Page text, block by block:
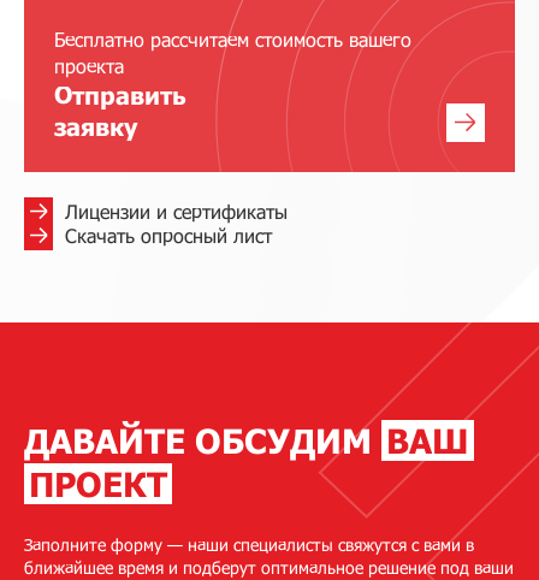
Бесплатно рассчитаем стоимость вашего
проекта
Отправить
заявку
Лицензии и сертификаты
Скачать опросный лист
ДАВАЙТЕ ОБСУДИМ ВАШ
ПРОЕКТ
Заполните форму — наши специалисты свяжутся с вами в
ближайшее время и подберут оптимальное решение под ваши